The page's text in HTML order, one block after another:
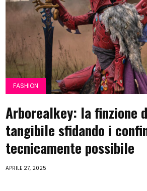
FASHION
Arborealkey: la finzione
tangibile sfidando i
tecnicamente possibile
APRILE 27, 2025